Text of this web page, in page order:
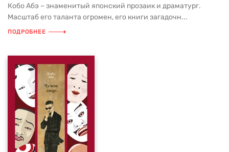
Кобо Абэ – знаменитый японский прозаик и драматург.
Масштаб его таланта огромен, его книги загадочн...
ПОДРОБНЕЕ